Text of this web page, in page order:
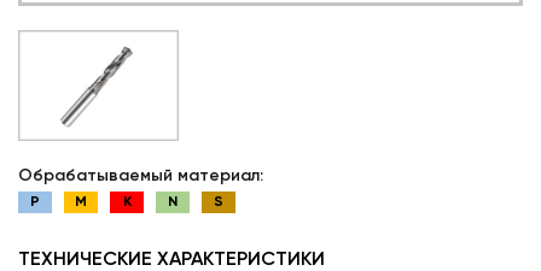
Обрабатываемый материал:
P M K N S
ТЕХНИЧЕСКИЕ ХАРАКТЕРИСТИКИ